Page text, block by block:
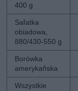
400 g
Sałatka
obiadowa,
880/430-550 g
Borówka
amerykańska
Wszystkie